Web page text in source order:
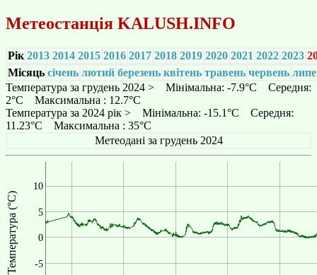
Метеостанція KALUSH.INFO
Рік 2013 2014 2015 2016 2017 2018 2019 2020 2021 2022 2023
Місяць січень лютий березень квітень травень червень
Температура за грудень 2024 > Мінімальна: -7.9°C Середня:
2°C Максимальна : 12.7°C
Температура за 2024 рік > Мінімальна: -15.1°C Середня:
11.23°C Максимальна : 35°C
Метеодані за грудень 2024
Температура (°C) -5
0
5
10